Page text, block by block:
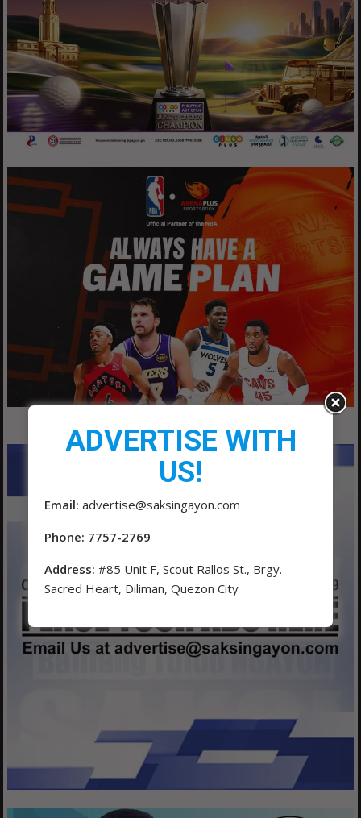
ADVERTISE WITH
US!
Email: advertise@saksingayon.com
Phone: 7757-2769
Address: #85 Unit F, Scout Rallos St., Brgy.
Sacred Heart, Diliman, Quezon City